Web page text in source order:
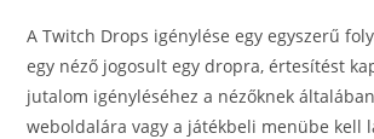
A Twitch Drops igénylése egy egyszerű
egy néző jogosult egy dropra, értesítést
jutalom igényléséhez a nézőknek
weboldalára vagy a játékbeli menübe kell